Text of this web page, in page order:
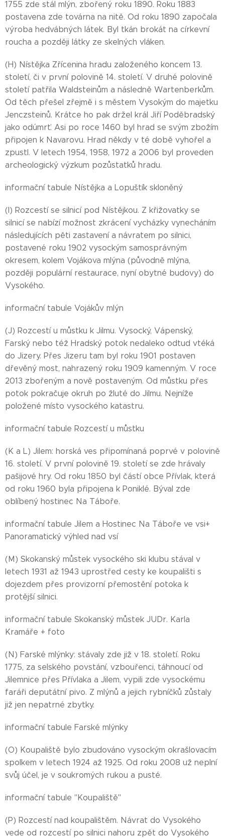
1755 zde stál mlýn, zbořený roku 1890. Roku 1883
postavena zde továrna na nitě. Od roku 1890 započala
výroba hedvábných látek. Byl tkán brokát na církevní
roucha a později látky ze skelných vláken.
(H) Nístějka Zřícenina hradu založeného koncem 13.
století, či v první polovině 14. století. V druhé polovině
století patřila Waldsteinům a následně Wartenberkům.
Od těch přešel zřejmě i s městem Vysokým do majetku
Jenczsteinů. Krátce ho pak držel král Jiří Poděbradský
jako odúmrť. Asi po roce 1460 byl hrad se svým zbožím
připojen k Navarovu. Hrad někdy v té době vyhořel a
zpustl. V letech 1954, 1958, 1972 a 2006 byl proveden
archeologický výzkum pozůstatků hradu.
informační tabule Nístějka a Lopuštík skloněný
(I) Rozcestí se silnicí pod Nístějkou. Z křižovatky se
silnicí se nabízí možnost zkrácení vycházky vynecháním
následujících pěti zastavení a návratem po silnici,
postavené roku 1902 vysockým samosprávným
okresem, kolem Vojákova mlýna (původně mlýna,
později populární restaurace, nyní obytné budovy) do
Vysokého.
informační tabule Vojákův mlýn
(J) Rozcestí u můstku k Jilmu. Vysocký, Vápenský,
Farský nebo též Hradský potok nedaleko odtud vtéká
do Jizery. Přes Jizeru tam byl roku 1901 postaven
dřevěný most, nahrazený roku 1909 kamenným. V roce
2013 zbořeným a nově postaveným. Od můstku přes
potok pokračuje okruh po žluté do Jilmu. Nejníže
položené místo vysockého katastru.
informační tabule Rozcestí u můstku
(K a L) Jilem: horská ves připomínaná poprvé v polovině
16. století. V první polovině 19. století se zde hrávaly
pašijové hry. Od roku 1850 byl částí obce Přívlak, která
od roku 1960 byla připojena k Poniklé. Býval zde
oblíbený hostinec Na Táboře.
informační tabule Jilem a Hostinec Na Táboře ve vsi+
Panoramatický výhled nad vsí
(M) Skokanský můstek vysockého ski klubu stával v
letech 1931 až 1943 uprostřed cesty ke koupališti s
dojezdem přes provizorní přemostění potoka k
protější silnici.
informační tabule Skokanský můstek JUDr. Karla
Kramáře + foto
(N) Farské mlýnky: stávaly zde již v 18. století. Roku
1775, za selského povstání, vzbouřenci, táhnoucí od
Jilemnice přes Přívlaka a Jilem, vypili zde vysockému
faráři deputátní pivo. Z mlýnů a jejich rybníčků zůstaly
již jen nepatrné zbytky.
informační tabule Farské mlýnky
(O) Koupaliště bylo zbudováno vysockým okrašlovacím
spolkem v letech 1924 až 1925. Od roku 2008 už neplní
svůj účel, je v soukromých rukou a pusté.
informační tabule "Koupaliště"
(P) Rozcestí nad koupalištěm. Návrat do Vysokého
vede od rozcestí po silnici nahoru zpět do Vysokého